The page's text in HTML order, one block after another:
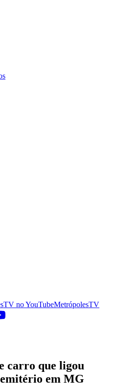
noYouTubeMetrópolesTV
carro que ligou
em MG